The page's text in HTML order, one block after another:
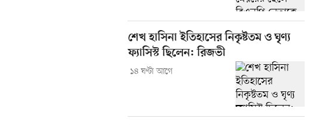
শেখ হাসিনা ইতিহাসের নিকৃষ্টতম ও ঘৃণ্য
ফ্যাসিস্ট ছিলেন: রিজভী
১৪ ঘণ্টা আগে